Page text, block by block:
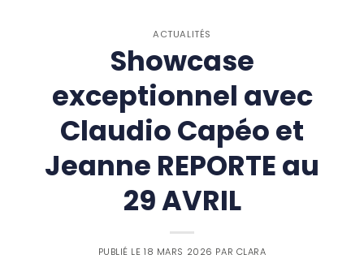
ACTUALITÉS
Showcase
exceptionnel avec
Claudio Capéo et
Jeanne REPORTE au
29 AVRIL
PUBLIÉ LE18 MARS 2026 PAR CLARA